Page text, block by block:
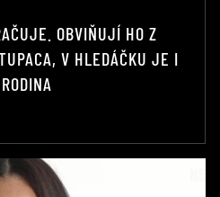
OBVIŇUJÍ HO Z
V HLEDÁČKU JE I